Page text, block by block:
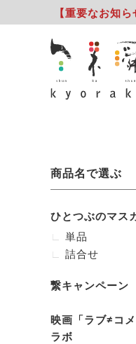
【重要なお知ら
商品名で選ぶ
ひとつぶのマス
単品
詰合せ
繋キャンペーン
映画「ラブ≠コ
ラボ